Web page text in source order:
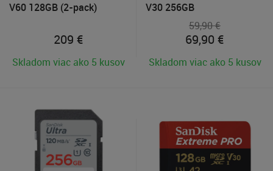
V60 128GB (2-pack)
209 €
Skladom viac ako 5 kusov
V30 256GB
59,90 €
69,90 €
Skladom viac ako 5 kusov